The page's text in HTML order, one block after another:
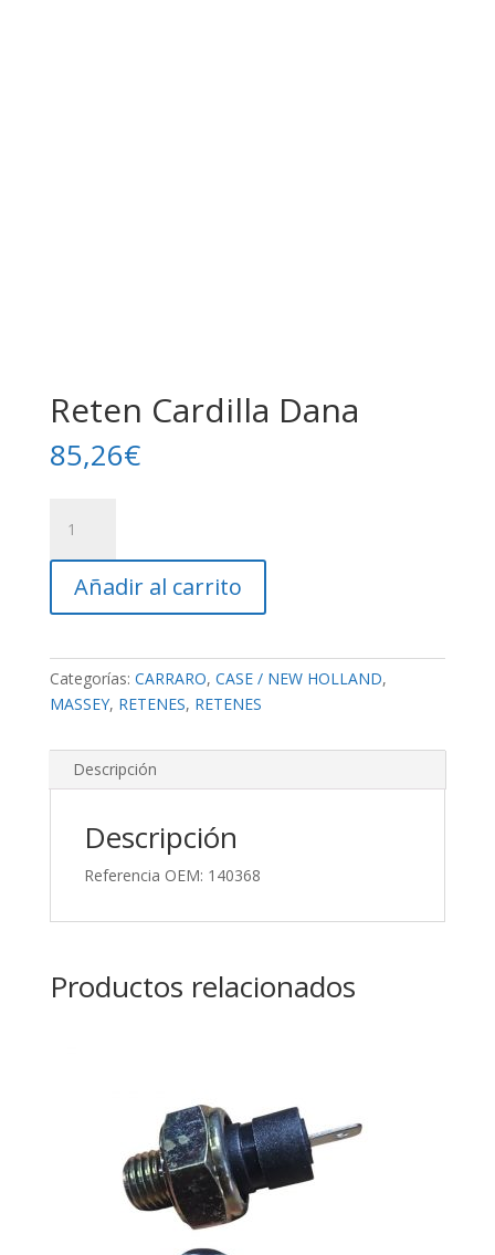
Reten Cardilla Dana
85,26€
Cardilla
Dana
cantidad
Añadir al carrito
Categorías: CARRARO, CASE / NEW HOLLAND,
MASSEY, RETENES, RETENES
Descripción
Descripción
Referencia OEM: 140368
Productos relacionados